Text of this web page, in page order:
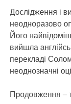
Дослідження і
неодноразово
Його
вийшла
перекладі
неоднозначні
Продовження –